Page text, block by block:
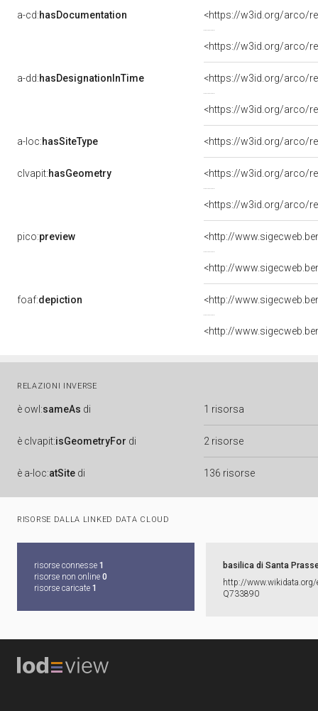
a-cd:hasDocumentation
a-dd:hasDesignationInTime <https://w3id.org/arco/
<https://w3id.org/arco/
a-loc:hasSiteType <https://w3id.org/arco/
clvapit:hasGeometry <https://w3id.org/arco/
<https://w3id.org/arco/
pico:preview <http://
foaf:depiction <http://
RELAZIONI INVERSE
è owl:sameAs di 1 risorsa
è clvapit:isGeometryFor di 2 risorse
è a-loc:atSite di 136 risorse
RISORSE DALLA LINKED DATA CLOUD
risorse connesse 1
risorse non online 0
risorse caricate 1
basilica di Santa
http:​/​/​
Q733890